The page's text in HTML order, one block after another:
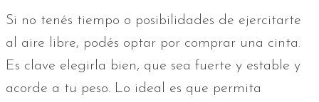
Si no tenés tiempo o posibilidades de ejercitarte
al aire libre, podés optar por comprar una cinta.
Es clave elegirla bien, que sea fuerte y estable y
acorde a tu peso. Lo ideal es que permita